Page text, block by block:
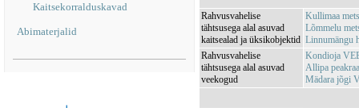
Kaitsekorralduskavad
Abimaterjalid
Rahvusvahelise
tähtsusega alal asuvad
kaitsealad ja üksikobjektid
Kullimaa
Lõmmelu
Linnumängu
Rahvusvahelise
tähtsusega alal asuvad
veekogud
Kondioja
Allipa
Mädara jõgi